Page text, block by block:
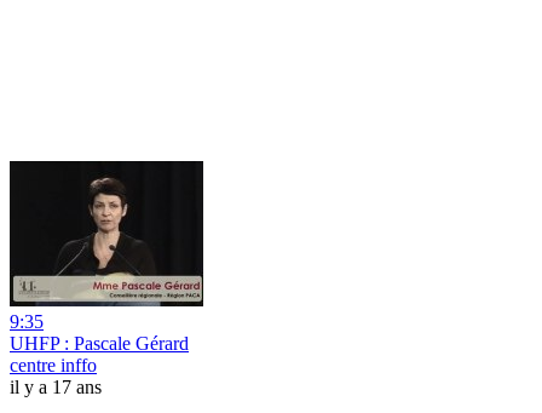
9:35
UHFP : Pascale Gérard
centre inffo
il y a 17 ans